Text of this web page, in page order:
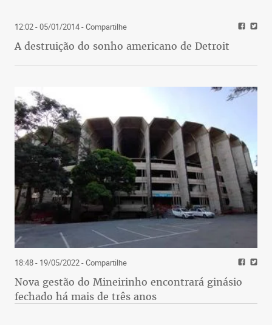
12:02 - 05/01/2014- Compartilhe
A destruição do sonho americano de Detroit
18:48 - 19/05/2022- Compartilhe
Nova gestão do Mineirinho encontrará ginásio
fechado há mais de três anos